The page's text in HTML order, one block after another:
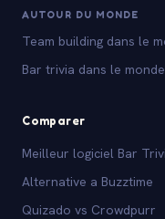
AUTOUR DU MONDE
Team building dans le
Bar trivia dans le
Comparer
Meilleur logiciel Bar
Alternative a Buzztime
Quizado vs Crowdpurr